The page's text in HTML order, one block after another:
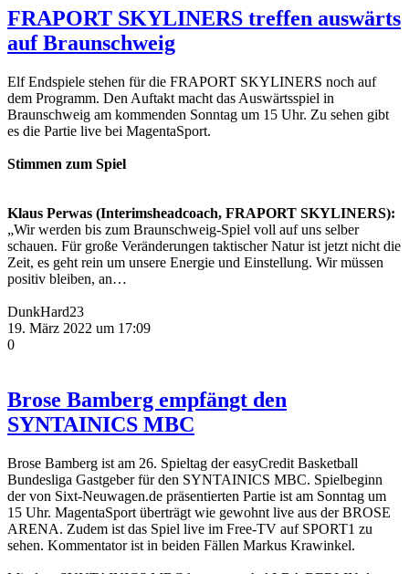
FRAPORT SKYLINERS treffen auswärts
auf Braunschweig
Elf Endspiele stehen für die FRAPORT SKYLINERS noch auf
dem Programm. Den Auftakt macht das Auswärtsspiel in
Braunschweig am kommenden Sonntag um 15 Uhr. Zu sehen gibt
es die Partie live bei MagentaSport.
Stimmen zum Spiel
Klaus Perwas (Interimsheadcoach, FRAPORT SKYLINERS):
„Wir werden bis zum Braunschweig-Spiel voll auf uns selber
schauen. Für große Veränderungen taktischer Natur ist jetzt nicht die
Zeit, es geht rein um unsere Energie und Einstellung. Wir müssen
positiv bleiben, an…
DunkHard23
19. März 2022 um 17:09
0
Brose Bamberg empfängt den
SYNTAINICS MBC
Brose Bamberg ist am 26. Spieltag der easyCredit Basketball
Bundesliga Gastgeber für den SYNTAINICS MBC. Spielbeginn
der von Sixt-Neuwagen.de präsentierten Partie ist am Sonntag um
15 Uhr. MagentaSport überträgt wie gewohnt live aus der BROSE
ARENA. Zudem ist das Spiel live im Free-TV auf SPORT1 zu
sehen. Kommentator ist in beiden Fällen Markus Krawinkel.